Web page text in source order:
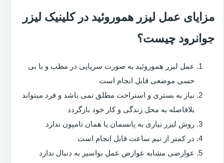
مزایای عمل لیزر هموروئید در کلینیک لیزر
جوانرود چیست؟
عمل لیزر هموروئید به صورت سرپایی در مطب و با بی
حسی موضعی قابل انجام است
نیاز به بستری و استراحت مطلق نمی باشد و فرد میتواند
بلافاصله به محل زندگی و کار خود بازگردد
روش لیزر نیازی به پانسمان یا همان تامپون ندارد
در کمتر از نیم ساعت قابل انجام است
عوارضی مشابه عوارض عمل بواسیر به دنبال ندارد